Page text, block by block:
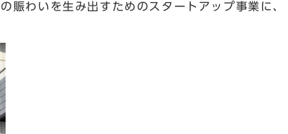
わいを生み出すためのスタートアップ事業に、